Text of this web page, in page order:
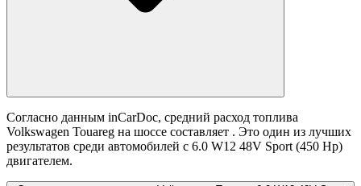
Согласно данным inCarDoc, средний расход топлива
Volkswagen Touareg на шоссе составляет . Это один из лучших
результатов среди автомобилей с 6.0 W12 48V Sport (450 Hp)
двигателем.